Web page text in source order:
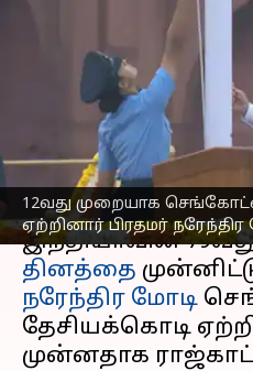
12வது முறையாக
ஏற்றினார் பிரதமர் நரேந்திர
தேசியக்
பிரதமர்
Sekar Chinnappan
செய்தி முன்னோட்டம்
இந்தியாவின்
தினத்தை
நரேந்திர மோடி
தேசியக்கொடி
முன்னதாக